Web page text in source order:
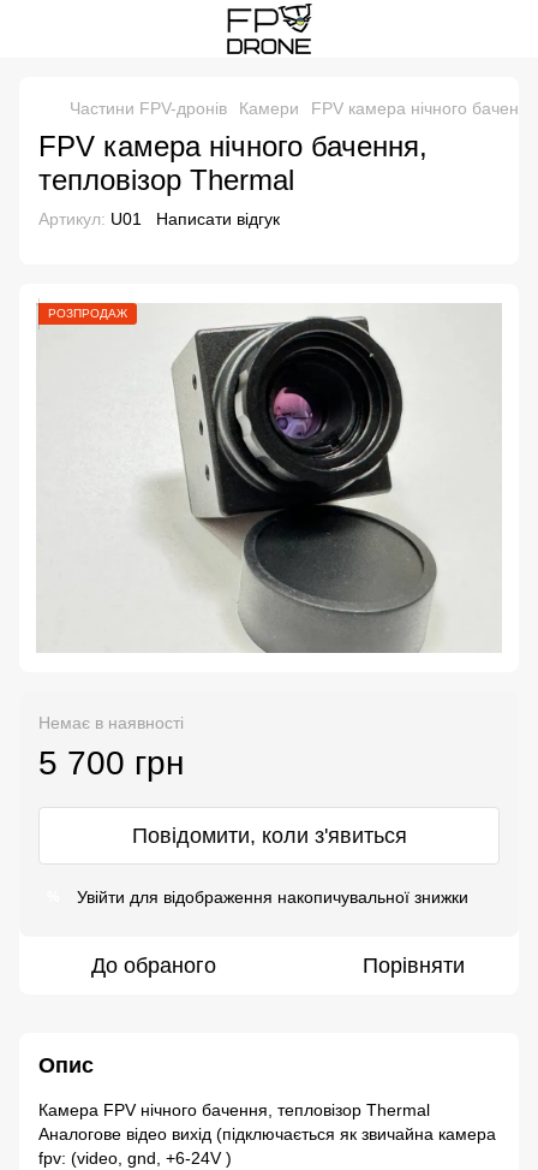
Частини FPV-дронів Камери FPV камера нічного
FPV камера нічного бачення,
тепловізор Thermal
Артикул: U01 Написати відгук
РОЗПРОДАЖ
Немає в наявності
5 700 грн
Повідомити, коли з'явиться
Увійти для відображення накопичувальної знижки
До обраного Порівняти
Опис
Камера FPV нічного бачення, тепловізор Thermal
Аналогове відео вихід (підключається як звичайна камера
fpv: (video, gnd, +6-24V )